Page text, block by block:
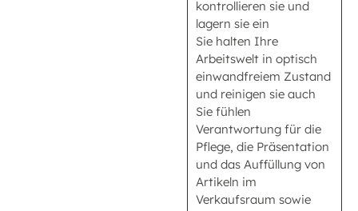
kontrollieren sie und
lagern sie ein
Sie halten Ihre
Arbeitswelt in optisch
einwandfreiem Zustand
und reinigen sie auch
Sie fühlen
Verantwortung für die
Pflege, die Präsentation
und das Auffüllung von
Artikeln im
Verkaufsraum sowie